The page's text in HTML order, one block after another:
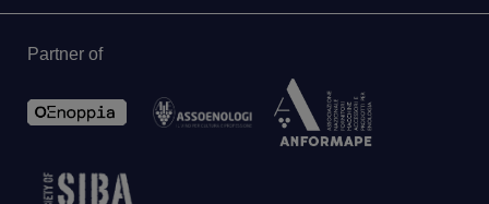
Partner of